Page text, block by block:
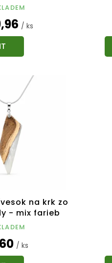
/ ks
na krk zo
- mix farieb
/ ks